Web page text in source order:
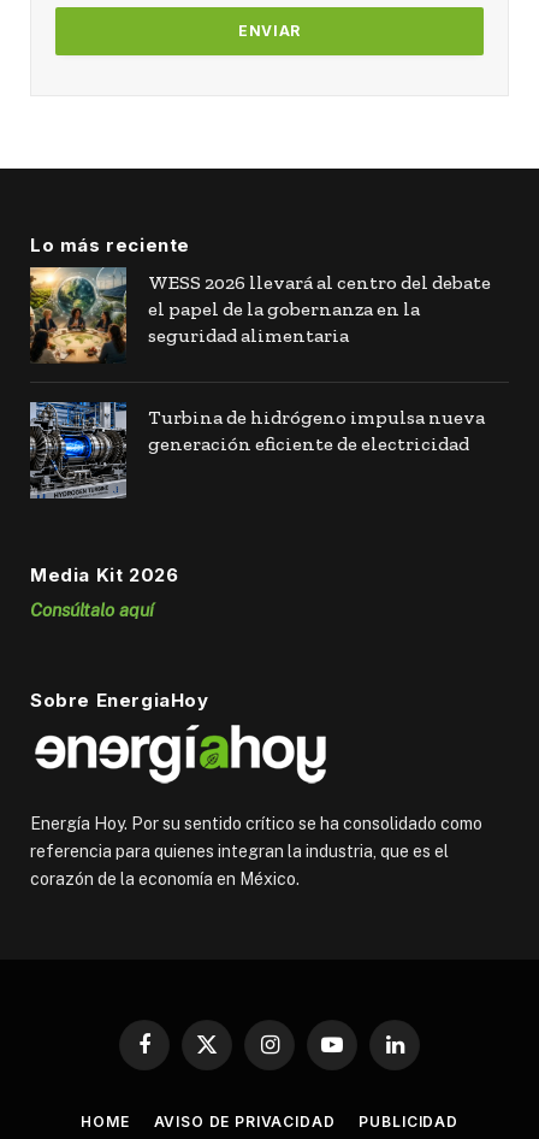
Lo más reciente
WESS 2026 llevará al centro del debate
el papel de la gobernanza en la
seguridad alimentaria
Turbina de hidrógeno impulsa nueva
generación eficiente de electricidad
Media Kit 2026
Consúltalo aquí
Sobre EnergiaHoy
Energía Hoy. Por su sentido crítico se ha consolidado como
referencia para quienes integran la industria, que es el
corazón de la economía en México.
Facebook
X
InstagramYouTubeLinkedIn
HOME AVISO DE PRIVACIDAD PUBLICIDAD